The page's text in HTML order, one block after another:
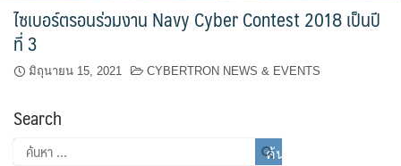
ไซเบอร์ตรอนร่วมงาน Navy Cyber Contest 2018 เป็นปี
ที่ 3
มิถุนายน 15, 2021 CYBERTRON NEWS & EVENTS
Search